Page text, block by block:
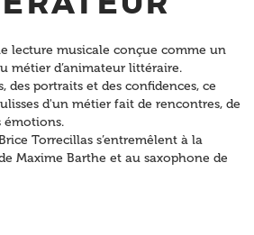
lecture musicale conçue comme un
métier d’animateur littéraire.
des portraits et des confidences, ce
d'un métier fait de rencontres, de
émotions.
Torrecillas s’entremêlent à la
Maxime Barthe et au saxophone de